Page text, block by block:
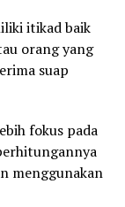
itikad baik
orang yang
suap
fokus pada
menggunakan